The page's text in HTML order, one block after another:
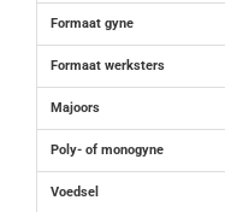
Formaat gyne
Formaat werksters
Majoors
Poly- of monogyne
Voedsel